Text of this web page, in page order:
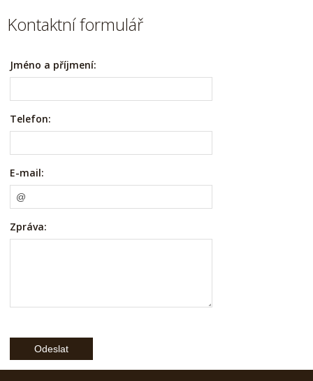
Kontaktní formulář
Jméno a příjmení:
Telefon:
E-mail:
Zpráva: